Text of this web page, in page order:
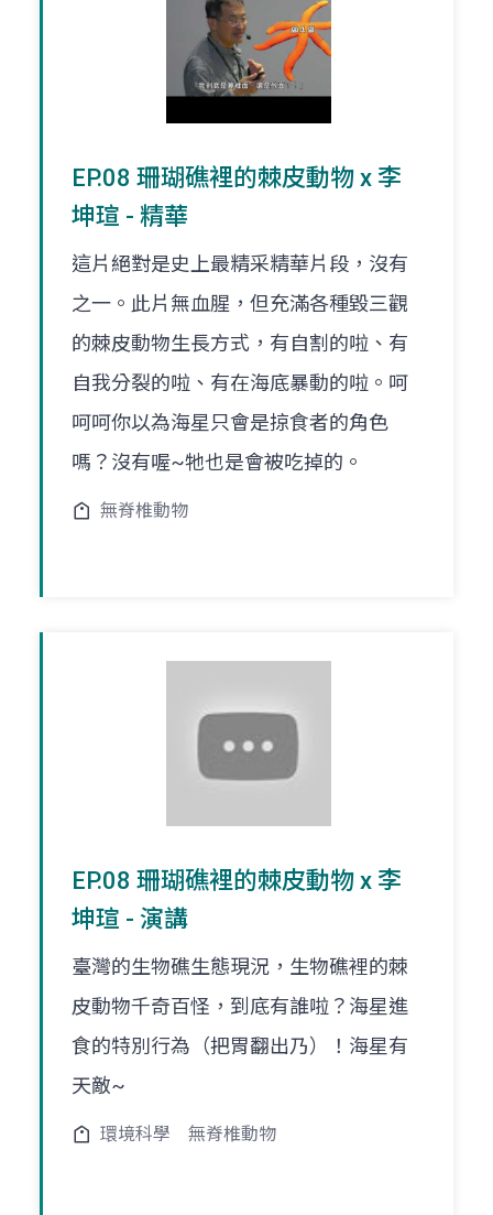
EP.08 珊瑚礁裡的棘皮動物 x 李
坤瑄 - 精華
這片絕對是史上最精采精華片段，沒有
之一。此片無血腥，但充滿各種毀三觀
的棘皮動物生長方式，有自割的啦、有
自我分裂的啦、有在海底暴動的啦。呵
呵呵你以為海星只會是掠食者的角色
嗎？沒有喔~牠也是會被吃掉的。
無脊椎動物
EP.08 珊瑚礁裡的棘皮動物 x 李
坤瑄 - 演講
臺灣的生物礁生態現況，生物礁裡的棘
皮動物千奇百怪，到底有誰啦？海星進
食的特別行為（把胃翻出乃）！海星有
天敵~
環境科學 無脊椎動物